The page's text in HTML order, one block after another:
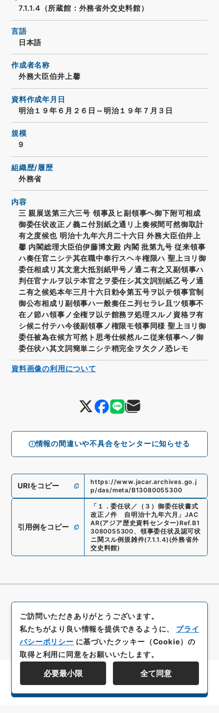
情報の間違いや不具合をセンターに知らせる
7.1.1.4（所蔵館：外務省外交史料館）
言語
日本語
作成者名称
外務大臣伯井上馨
資料作成年月日
明治１９年６月２６日～明治１９年７月３日
規模
9
組織歴/履歴
外務省
内容
三 親展送第三六三号 領事及ヒ副領事ヘ御下附可相成
御委任状改正ノ義ニ付別紙之通リ上奏候間可然御取計
有之度候也 明治十九年六月二十六日 外務大臣伯井上
馨 内閣総理大臣伯伊藤博文殿 内閣 批第九号 従来領事
ハ奏任官ニシテ其在職中奉行スヘキ権限ハ 聖上ヨリ御
委任相成リ其文意大抵別紙甲号ノ通ニ有之又副領事ハ
判任官ナルヲ以テ本官之ヲ委任シ其文詞別紙乙号ノ通
ニ有之候処本年三月十六日勅令第五号ヲ以テ領事官制
御公布相成リ副領事ハ一般奏任ニ列セラレ且ツ領事不
在ノ節ハ領事ノ全権ヲ以テ館務ヲ処理スルノ資格ヲ有
シ候ニ付テハ今後副領事ノ権限モ領事同様 聖上ヨリ御
委任被為在候方可然ト思考仕候然ルニ従来領事ヘノ御
委任状ハ其文詞簡単ニシテ稍完全ヲ欠クノ恐レモ
URIをコピー
https://www.jacar.archives.go.j
p/das/meta/B13080055300
引用例をコピー
「 １．委任状／（３）御委任状書式
改正ノ件 自明治十九年六月 」JAC
AR(アジア歴史資料センター) Ref. B1
3080055300、 領事委任状及認可状
ニ関スル例規雑件(7.1.1.4) (外務省外
交史料館)
資料画像の利用について
資料群階層を表示する
ご訪問いただきありがとうございます。
私たちがより良い情報を提供できるように、 プライ
バシーポリシー に基づいたクッキー（Cookie）の
取得と利用に同意をお願いいたします。
必要最小限 全て同意